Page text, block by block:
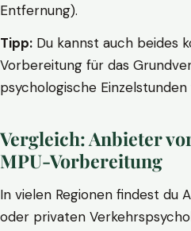
Entfernung).
Tipp: Du kannst auch beides
Vorbereitung für das
psychologische
Vergleich: Anbieter
MPU-Vorbereitung
In vielen Regionen findest du
oder privaten